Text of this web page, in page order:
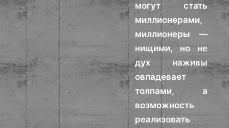
могут стать
миллионерами,
миллионеры —
нищими, но не
дух наживы
овладевает
толпами, а
возможность
реализовать